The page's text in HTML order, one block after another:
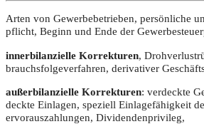
Arten von Gewer­be­be­trie­ben, per­sön­li­che
pflicht, Beginn und Ende der
inner­bi­lan­zi­el­le Kor­rek­tu­ren,
brauchs­fol­ge­ver­fah­ren, deri­va­ti­ver
außer­bi­lan­zi­el­le Kor­rek­tu­ren: ver­deck­te
deck­te Ein­la­gen, spe­zi­ell Ein­la­ge­fä­hig­keit
er­vor­aus­zah­lun­gen, Dividendenprivileg,